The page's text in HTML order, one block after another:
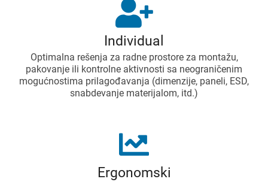
Individual
Optimalna rešenja za radne prostore za montažu,
pakovanje ili kontrolne aktivnosti sa neograničenim
mogućnostima prilagođavanja (dimenzije, paneli, ESD,
snabdevanje materijalom, itd.)
Ergonomski